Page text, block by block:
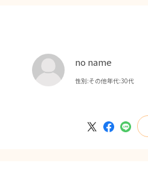
no name
性別:その他年代:30代